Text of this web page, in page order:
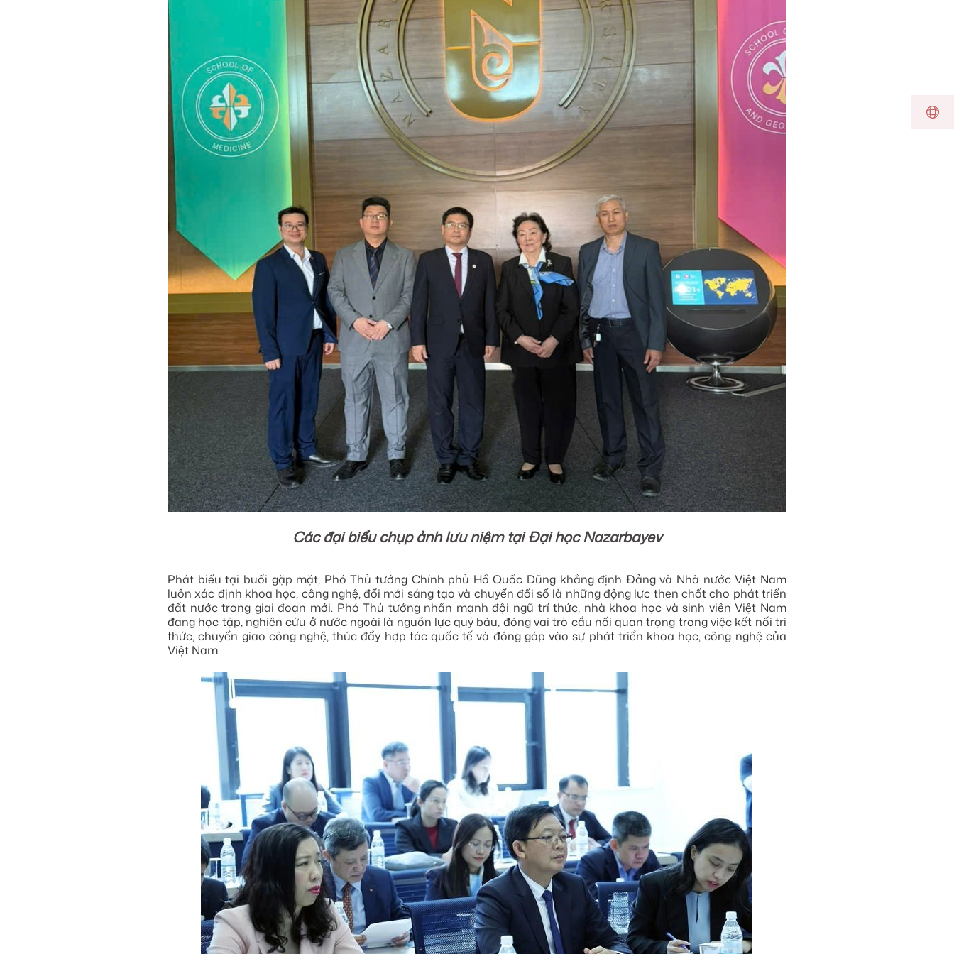
Các đại biểu chụp ảnh lưu niệm tại Đại học Nazarbayev
Phát biểu tại buổi gặp mặt, Phó Thủ tướng Chính phủ Hồ Quốc Dũng khẳng định Đảng và Nhà nước Việt Nam
luôn xác định khoa học, công nghệ, đổi mới sáng tạo và chuyển đổi số là những động lực then chốt cho phát triển
đất nước trong giai đoạn mới. Phó Thủ tướng nhấn mạnh đội ngũ trí thức, nhà khoa học và sinh viên Việt Nam
đang học tập, nghiên cứu ở nước ngoài là nguồn lực quý báu, đóng vai trò cầu nối quan trọng trong việc kết nối tri
thức, chuyển giao công nghệ, thúc đẩy hợp tác quốc tế và đóng góp vào sự phát triển khoa học, công nghệ của
Việt Nam.